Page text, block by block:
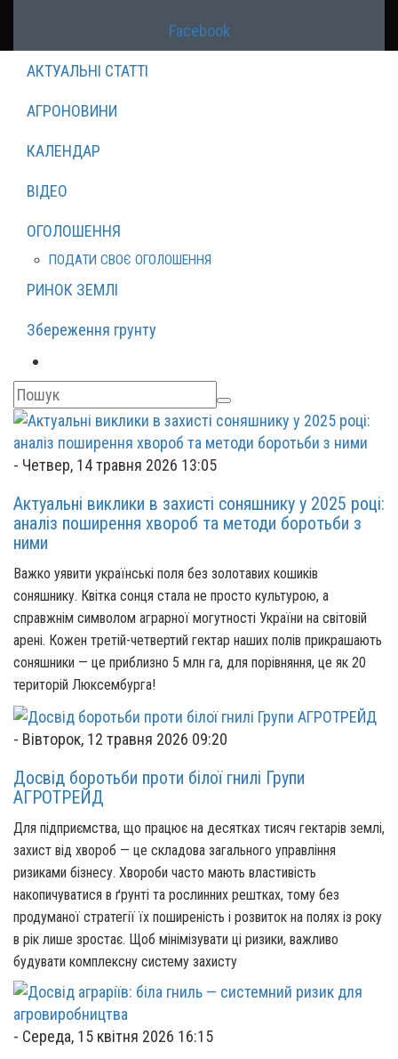
Facebook
АКТУАЛЬНІ СТАТТІ
АГРОНОВИНИ
КАЛЕНДАР
ВІДЕО
ОГОЛОШЕННЯ
ПОДАТИ СВОЄ ОГОЛОШЕННЯ
РИНОК ЗЕМЛІ
Збереження грунту
- Четвер, 14 травня 2026 13:05
Актуальні виклики в захисті соняшнику у 2025 році:
аналіз поширення хвороб та методи боротьби з
ними
Важко уявити українські поля без золотавих кошиків
соняшнику. Квітка сонця стала не просто культурою, а
справжнім символом аграрної могутності України на світовій
арені. Кожен третій-четвертий гектар наших полів прикрашають
соняшники — це приблизно 5 млн га, для порівняння, це як 20
територій Люксембурга!
- Вівторок, 12 травня 2026 09:20
Досвід боротьби проти білої гнилі Групи
АГРОТРЕЙД
Для підприємства, що працює на десятках тисяч гектарів землі,
захист від хвороб — це складова загального управління
ризиками бізнесу. Хвороби часто мають властивість
накопичуватися в ґрунті та рослинних рештках, тому без
продуманої стратегії їх поширеність і розвиток на полях із року
в рік лише зростає. Щоб мінімізувати ці ризики, важливо
будувати комплексну систему захисту
- Середа, 15 квітня 2026 16:15